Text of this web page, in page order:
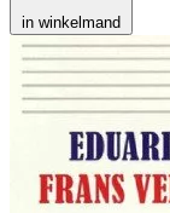
in winkelmand